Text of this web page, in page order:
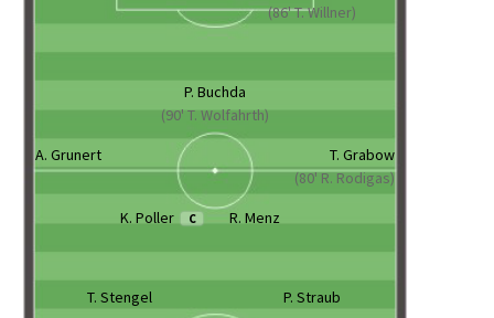
(86' T. Willner)
P. Buchda
(90' T. Wolfahrth)
A. Grunert
T. Grabow
(80' R. Rodigas)
K. Poller
C R. Menz
T. Stengel
P. Straub